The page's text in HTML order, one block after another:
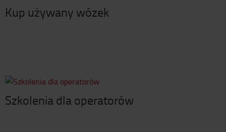
Kup używany wózek
Szkolenia dla operatorów